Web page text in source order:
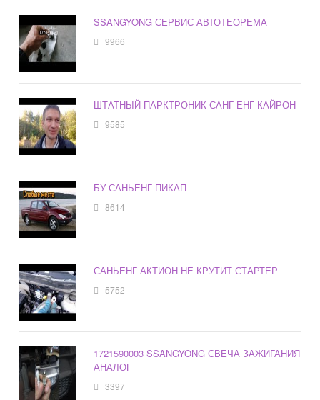
SSANGYONG СЕРВИС АВТОТЕОРЕМА
9966
ШТАТНЫЙ ПАРКТРОНИК САНГ ЕНГ КАЙРОН
9585
БУ САНЬЕНГ ПИКАП
8614
САНЬЕНГ АКТИОН НЕ КРУТИТ СТАРТЕР
5752
1721590003 SSANGYONG СВЕЧА ЗАЖИГАНИЯ
АНАЛОГ
3397